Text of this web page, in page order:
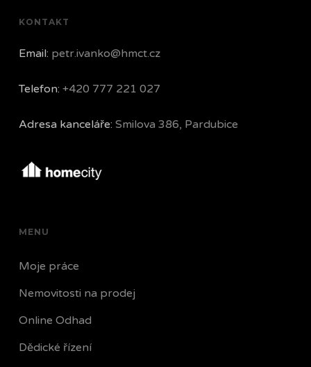
KONTAKT
Email: petr.ivanko@hmct.cz
Telefon: +420 777 221 027
Adresa kanceláře: Smilova 386, Pardubice
MENU
Moje práce
Nemovitosti na prodej
Online Odhad
Dědické řízení